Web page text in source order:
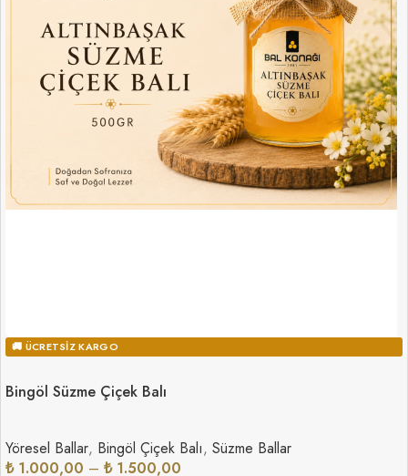
🚚 ÜCRETSIZ KARGO
Bingöl Süzme Çiçek Balı
Yöresel Ballar, Bingöl Çiçek Balı, Süzme Ballar
₺1.000,00 – ₺1.500,00